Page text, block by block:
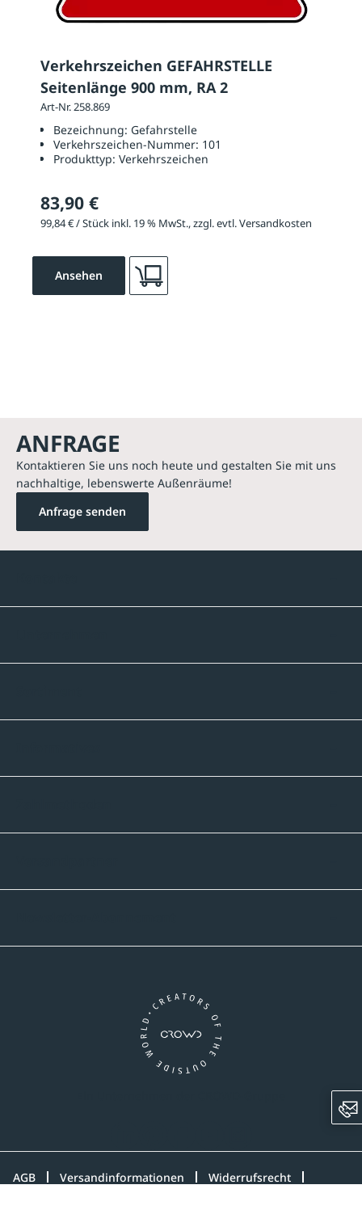
Verkehrszeichen GEFAHRSTELLE
Seitenlänge 900 mm, RA 2
Art-Nr. 258.869
Bezeichnung: Gefahrstelle
Verkehrszeichen-Nummer: 101
Produkttyp: Verkehrszeichen
83,90 €
99,84 € / Stück inkl. 19 % MwSt., zzgl. evtl. Versandkosten
Ansehen
ANFRAGE
Kontaktieren Sie uns noch heute und gestalten Sie mit uns
nachhaltige, lebenswerte Außenräume!
Anfrage senden
AGB Versandinformationen
Widerrufsrecht